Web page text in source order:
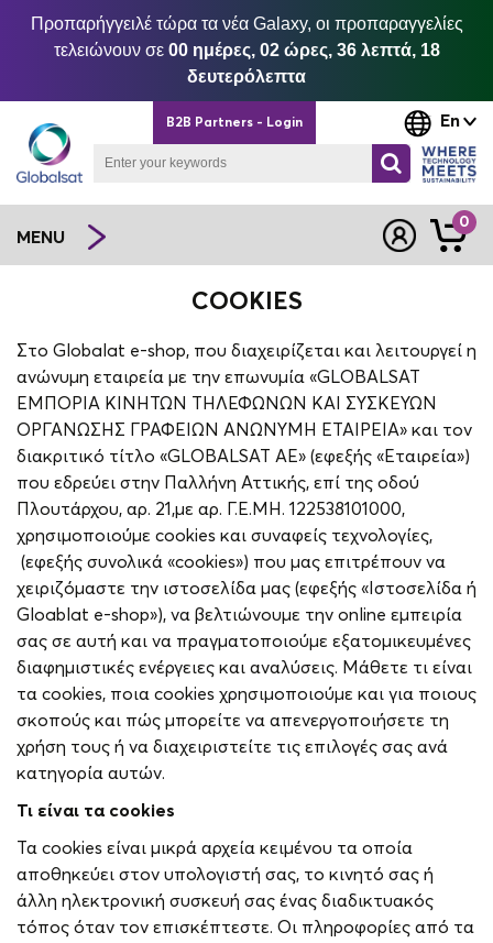
Προπαρήγγειλέ τώρα τα νέα Galaxy, οι προπαραγγελίες
τελειώνουν σε 00 ημέρες, 02 ώρες, 36 λεπτά, 17
δευτερόλεπτα
En
B2B Partners - Login
MENU
0
COOKIES
Στο Globalat e-shop, που διαχειρίζεται και λειτουργεί η
ανώνυμη εταιρεία με την επωνυμία «GLOBALSAT
ΕΜΠΟΡΙΑ ΚΙΝΗΤΩΝ ΤΗΛΕΦΩΝΩΝ ΚΑΙ ΣΥΣΚΕΥΩΝ
ΟΡΓΑΝΩΣΗΣ ΓΡΑΦΕΙΩΝ ΑΝΩΝΥΜΗ ΕΤΑΙΡΕΙΑ» και τον
διακριτικό τίτλο «GLOBALSAT AE» (εφεξής «Εταιρεία»)
που εδρεύει στην Παλλήνη Αττικής, επί της οδού
Πλουτάρχου, αρ. 21,με αρ. Γ.Ε.ΜΗ. 122538101000,
χρησιμοποιούμε cookies και συναφείς τεχνολογίες,
(εφεξής συνολικά «cookies») που μας επιτρέπουν να
χειριζόμαστε την ιστοσελίδα μας (εφεξής «Ιστοσελίδα ή
Gloablat e-shop»), να βελτιώνουμε την online εμπειρία
σας σε αυτή και να πραγματοποιούμε εξατομικευμένες
διαφημιστικές ενέργειες και αναλύσεις. Μάθετε τι είναι
τα cookies, ποια cookies χρησιμοποιούμε και για ποιους
σκοπούς και πώς μπορείτε να απενεργοποιήσετε τη
χρήση τους ή να διαχειριστείτε τις επιλογές σας ανά
κατηγορία αυτών.
Τι είναι τα cookies
Τα cookies είναι μικρά αρχεία κειμένου τα οποία
αποθηκεύει στον υπολογιστή σας, το κινητό σας ή
άλλη ηλεκτρονική συσκευή σας ένας διαδικτυακός
τόπος όταν τον επισκέπτεστε. Οι πληροφορίες από τα